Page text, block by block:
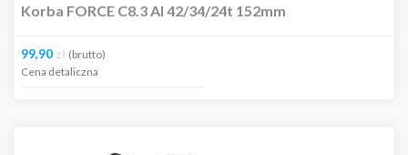
Korba FORCE C8.3 Al 42/34/24t 152mm
99,90 zł (brutto)
Cena detaliczna